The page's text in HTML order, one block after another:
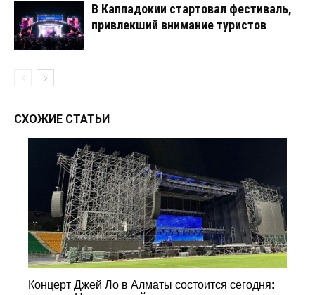
В Каппадокии стартовал фестиваль,
привлекший внимание туристов
СХОЖИЕ СТАТЬИ
Концерт Джей Ло в Алматы состоится сегодня: